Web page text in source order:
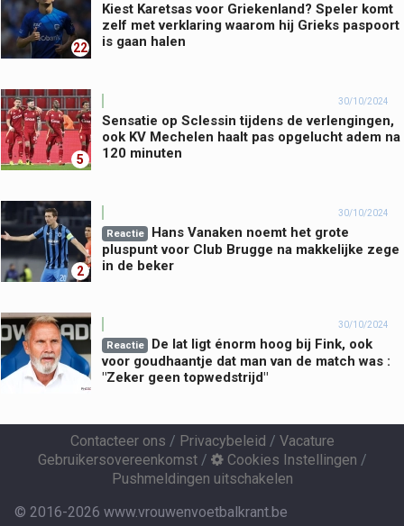
22
Kiest Karetsas voor Griekenland? Speler komt
zelf met verklaring waarom hij Grieks paspoort
is gaan halen
5
30/10/2024
Sensatie op Sclessin tijdens de verlengingen,
ook KV Mechelen haalt pas opgelucht adem na
120 minuten
2
30/10/2024
Reactie
Hans Vanaken noemt het grote
pluspunt voor Club Brugge na makkelijke zege
in de beker
30/10/2024
Reactie
De lat ligt énorm hoog bij Fink, ook
voor goudhaantje dat man van de match was :
"Zeker geen topwedstrijd"
Contacteer ons / Privacybeleid / Vacature
Gebruikersovereenkomst/ Cookies Instellingen /
Pushmeldingen uitschakelen
© 2016-2026 www.vrouwenvoetbalkrant.be